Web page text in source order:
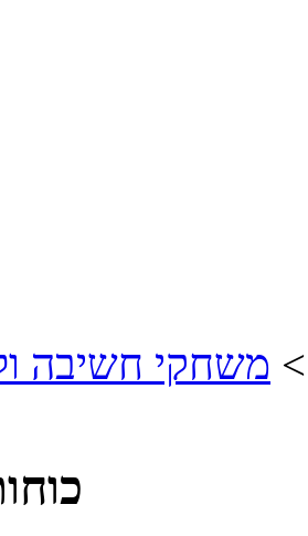
משחקי חשיבה